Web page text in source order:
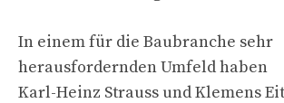
In einem für die Baubranche sehr
herausfordernden Umfeld haben
Karl-Heinz Strauss und Klemens